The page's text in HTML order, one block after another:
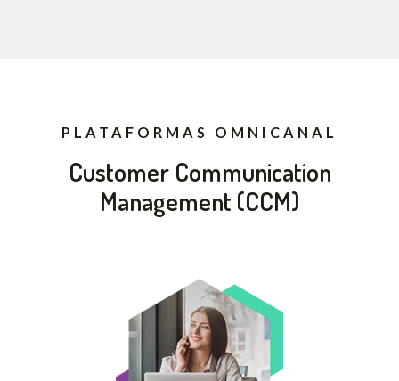
PLATAFORMAS OMNICANAL
Customer Communication
Management (CCM)